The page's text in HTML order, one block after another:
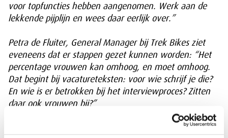
voor topfuncties hebben aangenomen. Werk aan de
lekkende pijplijn en wees daar eerlijk over.”
Petra de Fluiter, General Manager bij Trek Bikes ziet
eveneens dat er stappen gezet kunnen worden: “Het
percentage vrouwen kan omhoog, en moet omhoog.
Dat begint bij vacatureteksten: voor wie schrijf je die?
En wie is er betrokken bij het interviewproces? Zitten
daar ook vrouwen bij?”
Concrete voorbeelden uit de praktijk